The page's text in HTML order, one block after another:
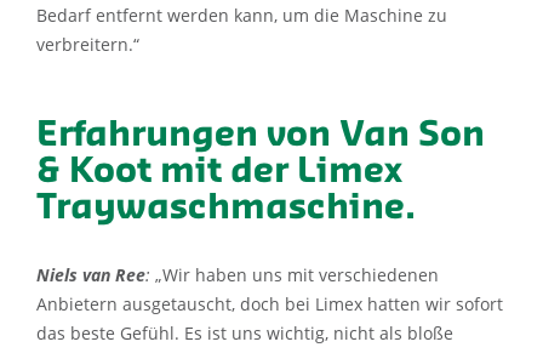
Bedarf entfernt werden kann, um die Maschine zu
verbreitern.“
Erfahrungen von Van Son
& Koot mit der Limex
Traywaschmaschine.
Niels van Ree: „Wir haben uns mit verschiedenen
Anbietern ausgetauscht, doch bei Limex hatten wir sofort
das beste Gefühl. Es ist uns wichtig, nicht als bloße